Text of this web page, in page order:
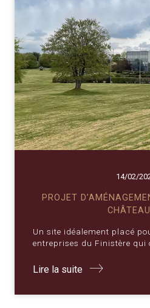
14/02/
PROJET
Un site idéalement placé
entreprises du Finistère qui
Lire la suite